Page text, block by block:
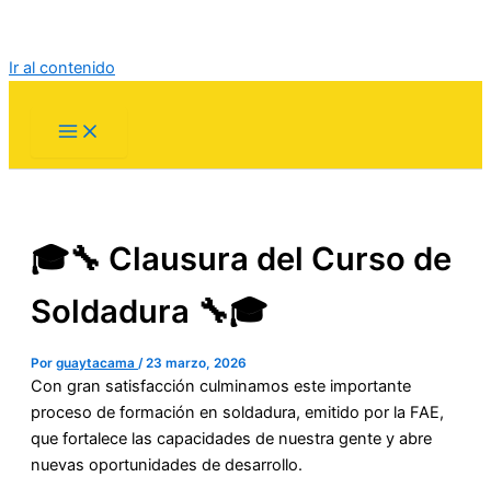
Ir al contenido
🎓🔧 Clausura del Curso de
Soldadura 🔧🎓
Por guaytacama /23 marzo, 2026
Con gran satisfacción culminamos este importante
proceso de formación en soldadura, emitido por la FAE,
que fortalece las capacidades de nuestra gente y abre
nuevas oportunidades de desarrollo.